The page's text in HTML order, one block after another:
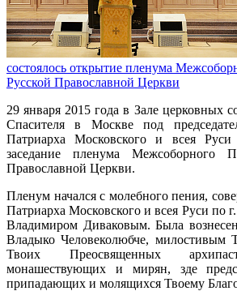
состоялось открытие пленума
Русской Православной Церкви
29 января 2015 года в Зале церковных
Спасителя в Москве под
Патриарха Московского и всея
заседание пленума Межсоборного
Православной Церкви.
Пленум начался с молебного пения,
Патриарха Московского и всея Руси по
Владимиром Диваковым. Была
Владыко Человеколюбче, милостивым
Твоих Преосвященных
монашествующих и мирян, зде
припадающих и молящихся Твоему